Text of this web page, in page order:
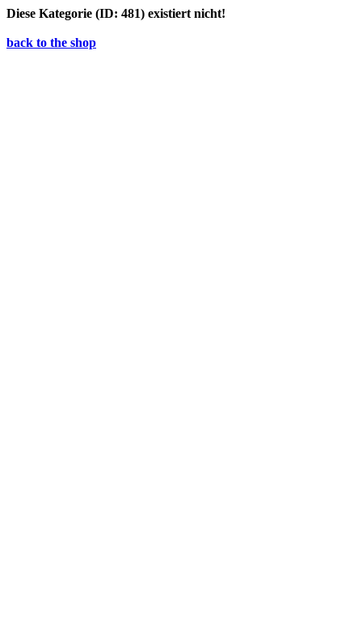
Diese Kategorie (ID: 481) existiert nicht!
back to the shop